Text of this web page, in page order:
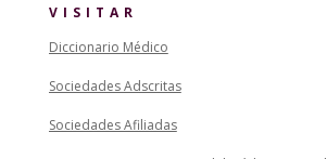
VISITAR
Diccionario Médico
Sociedades Adscritas
Sociedades Afiliadas